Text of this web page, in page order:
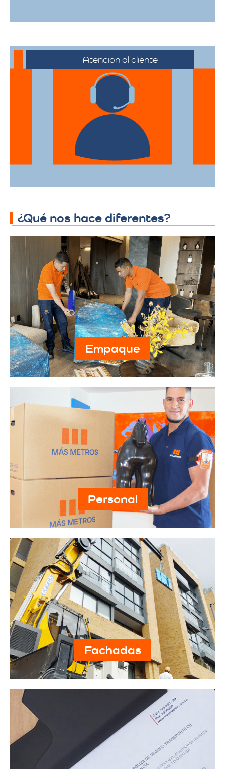
Atencion al cliente
Desde el primer contacto hasta la
finalización de la mudanza, se ofrece un
servicio al cliente excepcional,
adaptándose a sus horarios y
necesidades específicas.
¿Qué nos hace diferentes?
Empaque
Personal
Fachadas